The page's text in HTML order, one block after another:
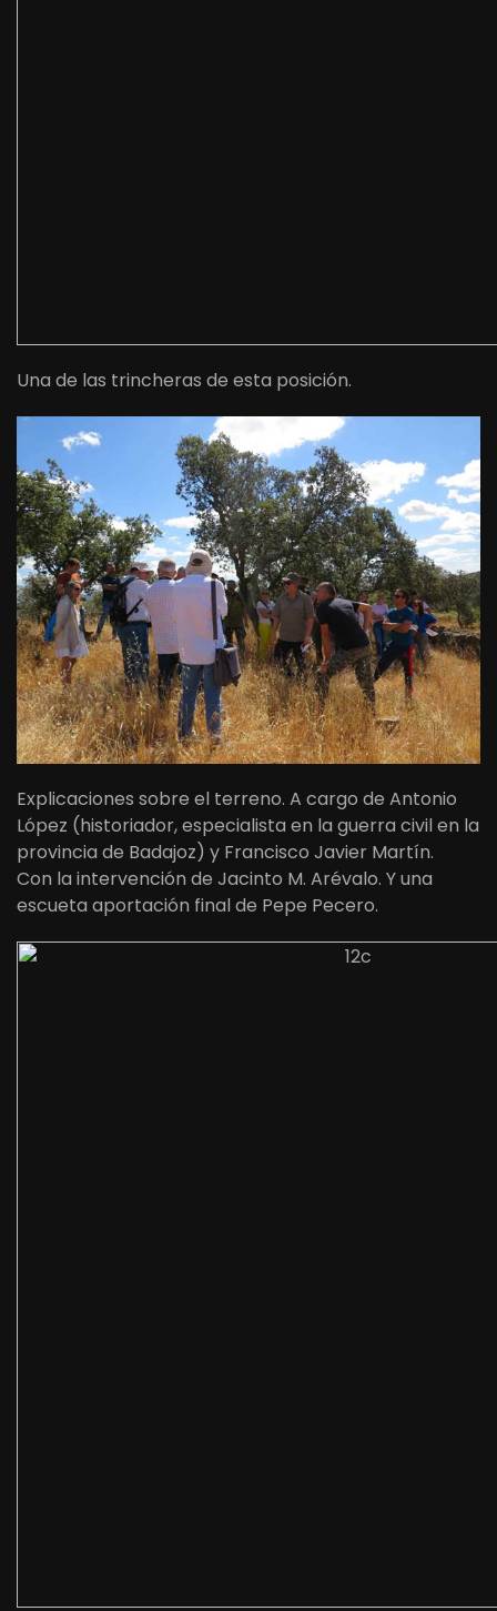
Una de las trincheras de esta posición.
Explicaciones sobre el terreno. A cargo de Antonio
López (historiador, especialista en la guerra civil en la
provincia de Badajoz) y Francisco Javier Martín.
Con la intervención de Jacinto M. Arévalo. Y una
escueta aportación final de Pepe Pecero.